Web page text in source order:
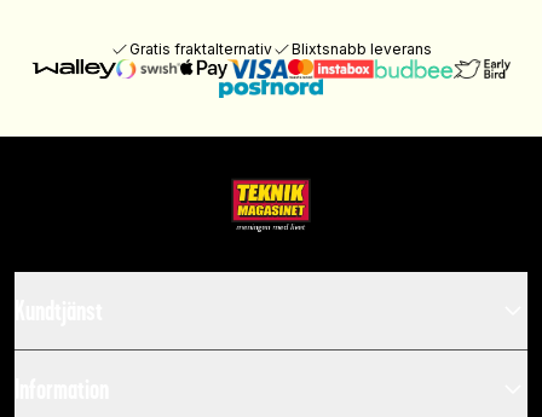
Gratis fraktalternativ Blixtsnabb leverans